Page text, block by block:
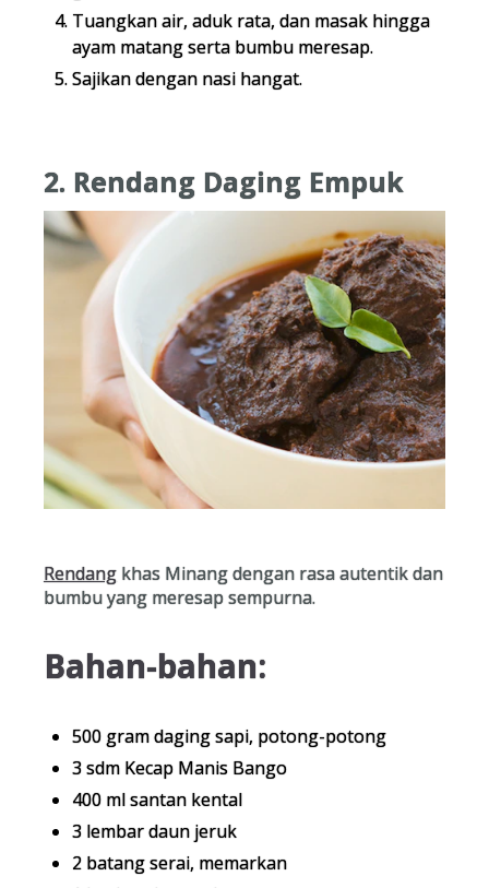
Tuangkan air, aduk rata, dan masak hingga
ayam matang serta bumbu meresap.
Sajikan dengan nasi hangat.
2. Rendang Daging Empuk
Rendang khas Minang dengan rasa autentik dan
bumbu yang meresap sempurna.
Bahan-bahan:
500 gram daging sapi, potong-potong
3 sdm Kecap Manis Bango
400 ml santan kental
3 lembar daun jeruk
2 batang serai, memarkan